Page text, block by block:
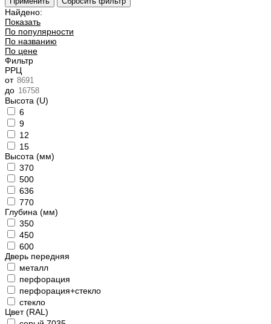
Найдено:
Показать
По популярности
По названию
По цене
Фильтр
РРЦ
от
до
Высота (U)
6
9
12
15
Высота (мм)
370
500
636
770
Глубина (мм)
350
450
600
Дверь передняя
металл
перфорация
перфорация+стекло
стекло
Цвет (RAL)